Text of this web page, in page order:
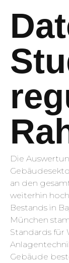
Die
an den
weiterhin
Bestands in
München
Standards für
Gebäude